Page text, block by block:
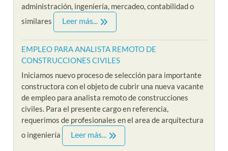
administración, ingeniería, mercadeo, contabilidad o
similares
Leer más...
EMPLEO PARA ANALISTA REMOTO DE
CONSTRUCCIONES CIVILES
Iniciamos nuevo proceso de selección para importante
constructora con el objeto de cubrir una nueva vacante
de empleo para analista remoto de construcciones
civiles. Para el presente cargo en referencia,
requerimos de profesionales en el area de arquitectura
o ingeniería
Leer más...